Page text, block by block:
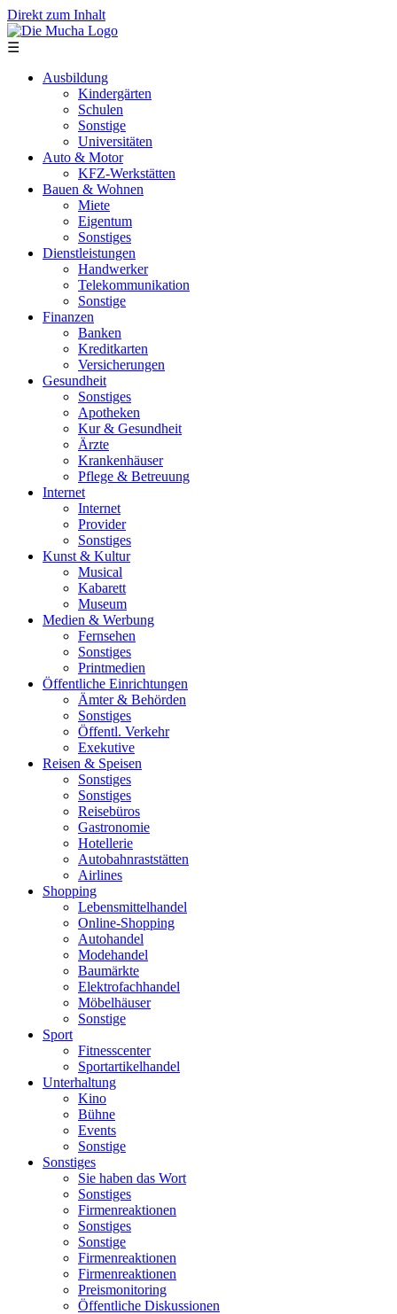
Direkt zum Inhalt
☰
Ausbildung
Kindergärten
Schulen
Sonstige
Universitäten
Auto & Motor
KFZ-Werkstätten
Bauen & Wohnen
Miete
Eigentum
Sonstiges
Dienstleistungen
Handwerker
Telekommunikation
Sonstige
Finanzen
Banken
Kreditkarten
Versicherungen
Gesundheit
Sonstiges
Apotheken
Kur & Gesundheit
Ärzte
Krankenhäuser
Pflege & Betreuung
Internet
Internet
Provider
Sonstiges
Kunst & Kultur
Musical
Kabarett
Museum
Medien & Werbung
Fernsehen
Sonstiges
Printmedien
Öffentliche Einrichtungen
Ämter & Behörden
Sonstiges
Öffentl. Verkehr
Exekutive
Reisen & Speisen
Sonstiges
Sonstiges
Reisebüros
Gastronomie
Hotellerie
Autobahnraststätten
Airlines
Shopping
Lebensmittelhandel
Online-Shopping
Autohandel
Modehandel
Baumärkte
Elektrofachhandel
Möbelhäuser
Sonstige
Sport
Fitnesscenter
Sportartikelhandel
Unterhaltung
Kino
Bühne
Events
Sonstige
Sonstiges
Sie haben das Wort
Sonstiges
Firmenreaktionen
Sonstiges
Sonstige
Firmenreaktionen
Firmenreaktionen
Preismonitoring
Öffentliche Diskussionen